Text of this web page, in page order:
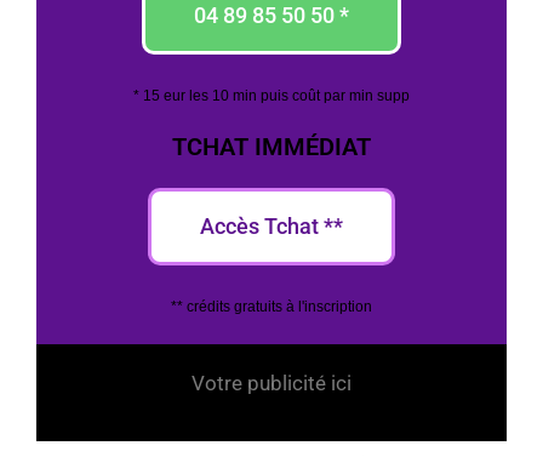
04 89 85 50 50 *
* 15 eur les 10 min puis coût par min supp
TCHAT IMMÉDIAT
Accès Tchat **
** crédits gratuits à l'inscription
Votre publicité ici